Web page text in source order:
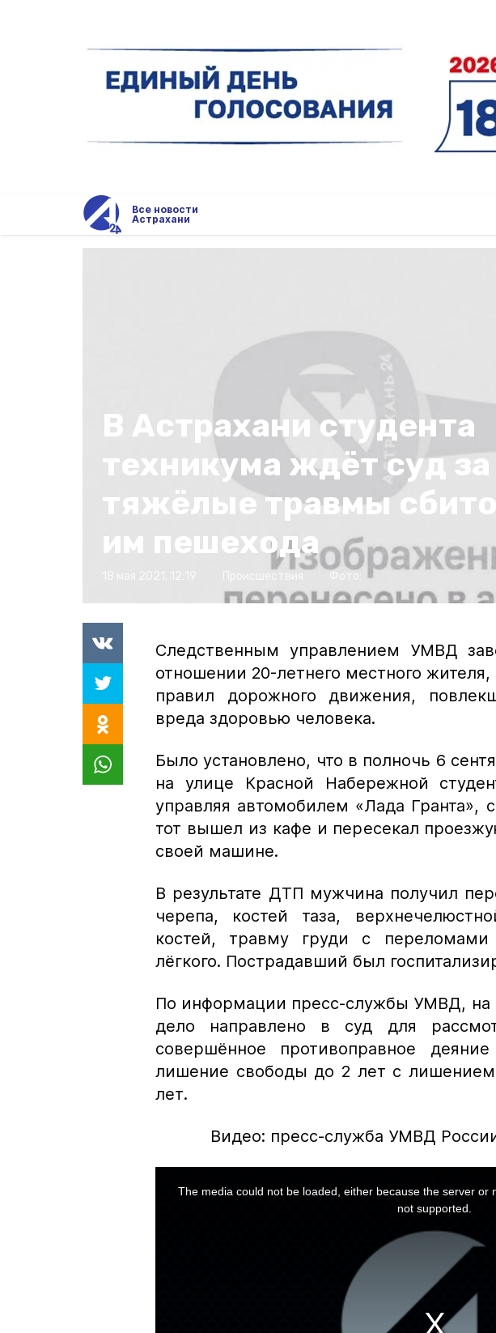
Все новости
Астрахани
В Астрахани студента
техникума ждёт суд за
тяжёлые травмы
им пешехода
Следственным управлением УМВД
отношении 20-летнего местного
правил дорожного движения,
вреда здоровью человека.
Было установлено, что в полночь 6
на улице Красной Набережной
управляя автомобилем «Лада Гранта»,
тот вышел из кафе и пересекал
своей машине.
В результате ДТП мужчина получил
черепа, костей таза,
костей, травму груди с
лёгкого. Пострадавший был
По информации пресс-службы УМВД, на
дело направлено в суд для
совершённое противоправное
лишение свободы до 2 лет с
лет.
Видео: пресс-служба УМВД
The media could not be loaded, either because the server or
not supported.